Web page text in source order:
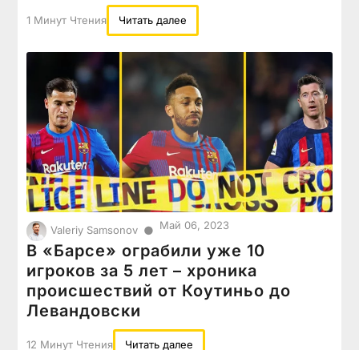
1 Минут Чтения Читать далее
Valeriy Samsonov ● Май 06, 2023
В «Барсе» ограбили уже 10
игроков за 5 лет – хроника
происшествий от Коутиньо до
Левандовски
12 Минут Чтения Читать далее